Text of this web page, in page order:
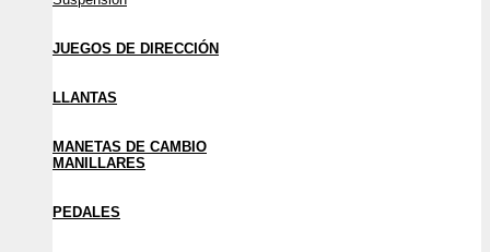
JUEGOS DE DIRECCIÓN
LLANTAS
MANETAS DE CAMBIO
MANILLARES
PEDALES